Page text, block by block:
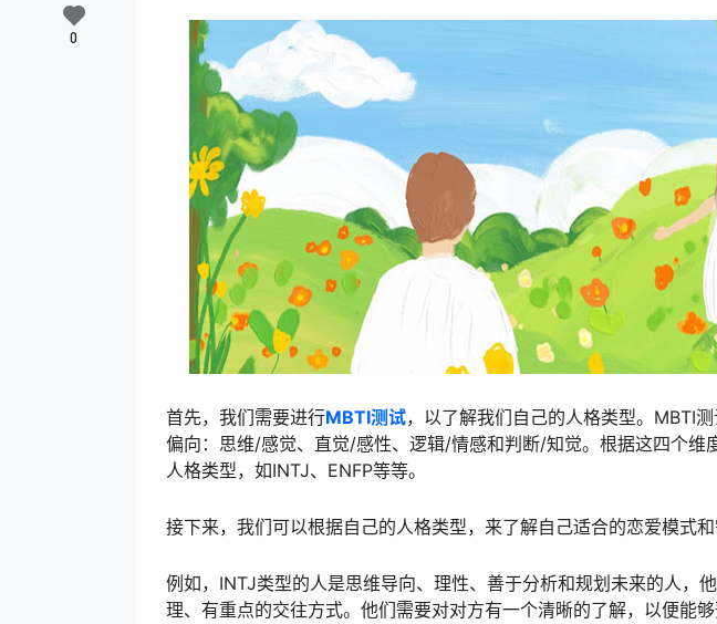
首先，我们需要进行MBTI测试，以了解我们自己的人格类型。MBTI
偏向：思维/感觉、直觉/感性、逻辑/情感和判断/知觉。根据这四个维
人格类型，如INTJ、ENFP等等。
接下来，我们可以根据自己的人格类型，来了解自己适合的恋爱模式和
例如，INTJ类型的人是思维导向、理性、善于分析和规划未来的人，
理、有重点的交往方式。他们需要对对方有一个清晰的了解，以便能
0